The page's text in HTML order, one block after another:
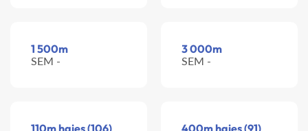
1 500m
SEM -
3 000m
SEM -
110m haies (106) 400m haies (91)